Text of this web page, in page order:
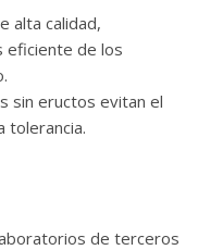
alta calidad,
eficiente de los
sin eructos evitan el
tolerancia.
de terceros